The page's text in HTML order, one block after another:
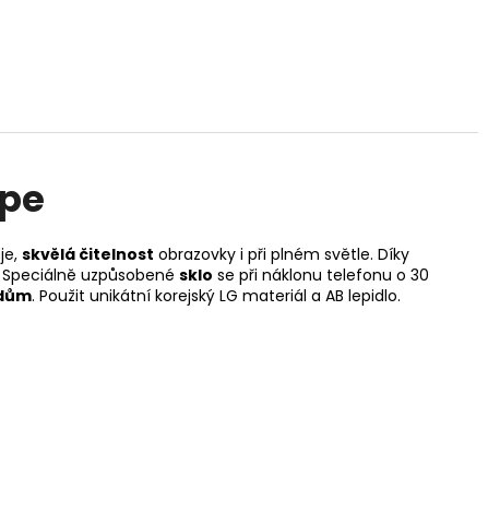
skvělá čitelnost obrazovky i při plném světle. Díky
Speciálně uzpůsobené sklo se při náklonu telefonu o 30
. Použit unikátní korejský LG materiál a AB lepidlo.